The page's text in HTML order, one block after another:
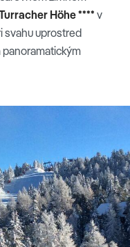
Höhe **** v
svahu uprostred